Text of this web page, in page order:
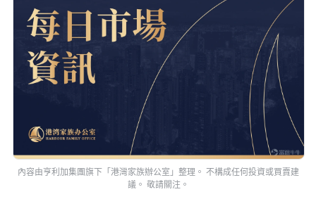
內容由亨利加集團旗下「港灣家族辦公室」整理。 不構成任何投資或買賣建
議。 敬請關注。